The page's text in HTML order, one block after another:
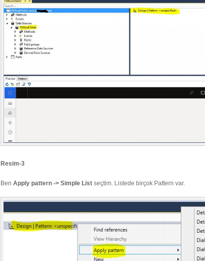
Resim-3
Ben Apply pattern -> Simple List seçtim. Listede birçok Pattern var.